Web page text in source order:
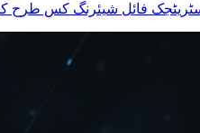
فائل شیئرنگ کس طرح